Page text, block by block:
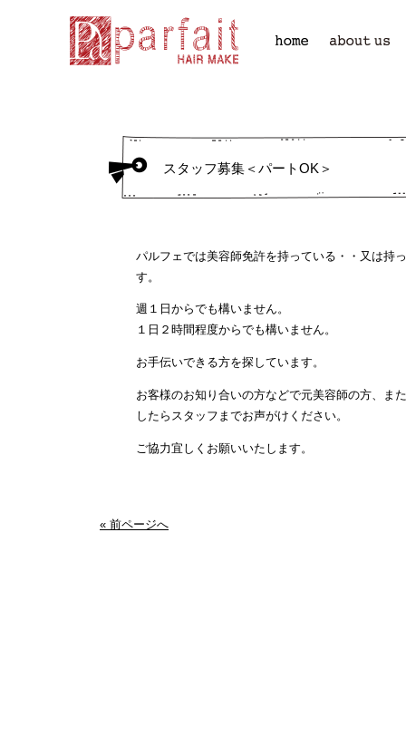
スタッフ募集＜パートOK＞
パルフェでは美容師免許を持っている・・又は持
す。
週１日からでも構いません。
１日２時間程度からでも構いません。
お手伝いできる方を探しています。
お客様のお知り合いの方などで元美容師の方、ま
したらスタッフまでお声がけください。
ご協力宜しくお願いいたします。
« 前ページへ